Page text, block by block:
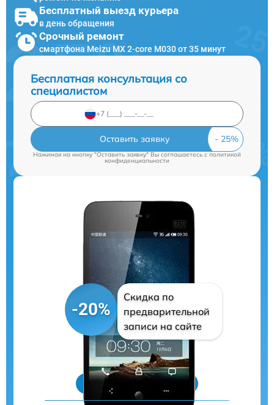
Бесплатный выезд курьера
в день обращения
Срочный ремонт
смартфона Meizu MX 2-core M030 от 35 минут
Бесплатная консультация со
специалистом
Оставить заявку
Нажимая на кнопку "Оставить заявку" Вы соглашаетесь cполитикой
конфиденциальности
-20%
Скидка по
предварительной
записи на сайте
Цены на ремонт